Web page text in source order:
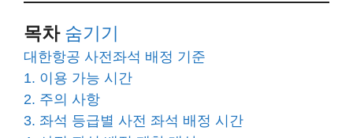
목차 숨기기
대한항공 사전좌석 배정 기준
1. 이용 가능 시간
2. 주의 사항
3. 좌석 등급별 사전 좌석 배정 시간